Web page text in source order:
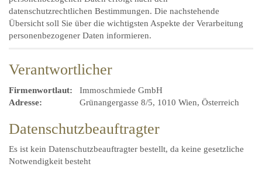
datenschutzrechtlichen Bestimmungen. Die nachstehende
Übersicht soll Sie über die wichtigsten Aspekte der Verarbeitung
personenbezogener Daten informieren.
Verantwortlicher
Firmenwortlaut:
Immoschmiede GmbH
Adresse:
Grünangergasse 8/5, 1010 Wien, Österreich
Datenschutzbeauftragter
Es ist kein Datenschutzbeauftragter bestellt, da keine gesetzliche
Notwendigkeit besteht